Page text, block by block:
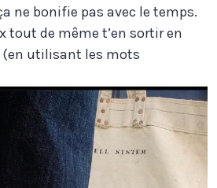
ne bonifie pas avec le temps.
tout de même t’en sortir en
utilisant les mots